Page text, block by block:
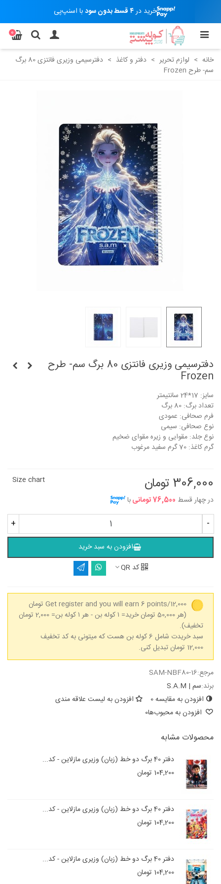
خرید در۴ قسط بدون سود با اسنپ‌پی
0
خانه > لوازم تحریر > دفتر و کاغذ >
دفترسیمی وزیری فانتزی 80 برگ
سم- طرح Frozen
دفترسیمی وزیری فانتزی 80 برگ سم- طرح
Frozen
سایز: 17*24 سانتیمتر
تعداد برگ: 80 برگ
فرم صحافی: عمودی
نوع صحافی: سیمی
نوع جلد: مقوایی و زیره مقوای ضخیم
گرم کاغذ: 70 گرم سفید مرغوب
306,000 تومان
در چهار قسط 76,500 تومانی با
Size chart
-
+
افزودن به سبد خرید
کد QR
Get register and you will earn 6 points/12,000 تومان
(هر 50,000 تومان خرید= ۱ کوله بن - هر ۱ کوله بن= 2,000 تومان
تخفیف).
سبد خریدت شامل 6 کوله بن هست که میتونی به کد تخفیف
12,000 تومان تبدیل کنی.
مرجع:SAM-NBF80-16
برند:سم | S.A.M
افزودن به مقایسه0
افزودن به لیست علاقه مندی
افزودن به محبوب‌ها0
محصولات مشابه
دفتر 40 برگ دو خط (زبان) وزیری مازلاین - کد...
104,200 تومان
دفتر 40 برگ دو خط (زبان) وزیری مازلاین - کد...
104,200 تومان
دفتر 40 برگ دو خط (زبان) وزیری مازلاین - کد...
104,200 تومان